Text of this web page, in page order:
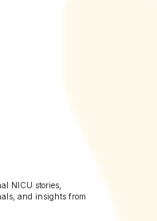
NICU stories,
and insights from